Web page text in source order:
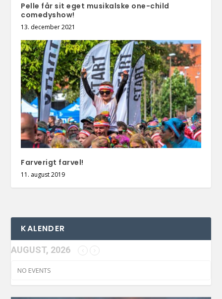
Pelle får sit eget musikalske one-child
comedyshow!
13. december 2021
Farverigt farvel!
11. august 2019
KALENDER
AUGUST, 2026
NO EVENTS